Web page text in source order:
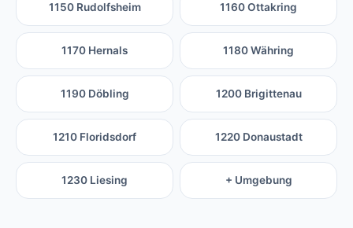
1150 Rudolfsheim 1160 Ottakring
1170 Hernals 1180 Währing
1190 Döbling 1200 Brigittenau
1210 Floridsdorf 1220 Donaustadt
1230 Liesing + Umgebung